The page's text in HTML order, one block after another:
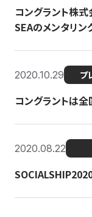
コングラント株
SEAのメンタリ
2020.10.29 プ
コングラントは
2020.08.22